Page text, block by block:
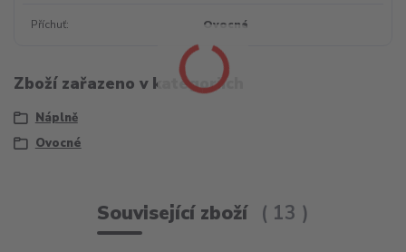
Příchuť Ovocné
Zboží zařazeno v kategoriích
Náplně
Ovocné
Související zboží 13